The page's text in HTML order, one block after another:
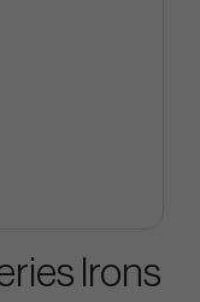
Irons